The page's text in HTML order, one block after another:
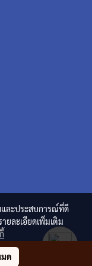
และประสบการณ์ที่ดี
ยละเอียดเพิ่มเติม
ด